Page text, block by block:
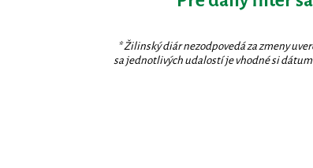
* Žilinský diár nezodpovedá za zmeny
sa jednotlivých udalostí je vhodné si